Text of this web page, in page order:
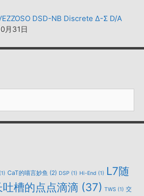
DSD-NB Discrete Δ-Σ D/A
月31日
(1) CaT的喵言妙鱼 (2) DSP (1) Hi-End (1) L7随
槽的点点滴滴 (37) TWS (1) 交